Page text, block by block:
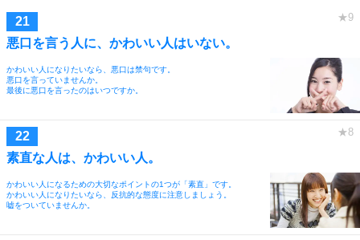
悪口を言う人に、かわいい人はいない。
かわいい人になりたいなら、悪口は禁句です。
悪口を言っていませんか。
最後に悪口を言ったのはいつですか。
素直な人は、かわいい人。
かわいい人になるための大切なポイントの1つが「素直」です。
かわいい人になりたいなら、反抗的な態度に注意しましょう。
嘘をついていませんか。